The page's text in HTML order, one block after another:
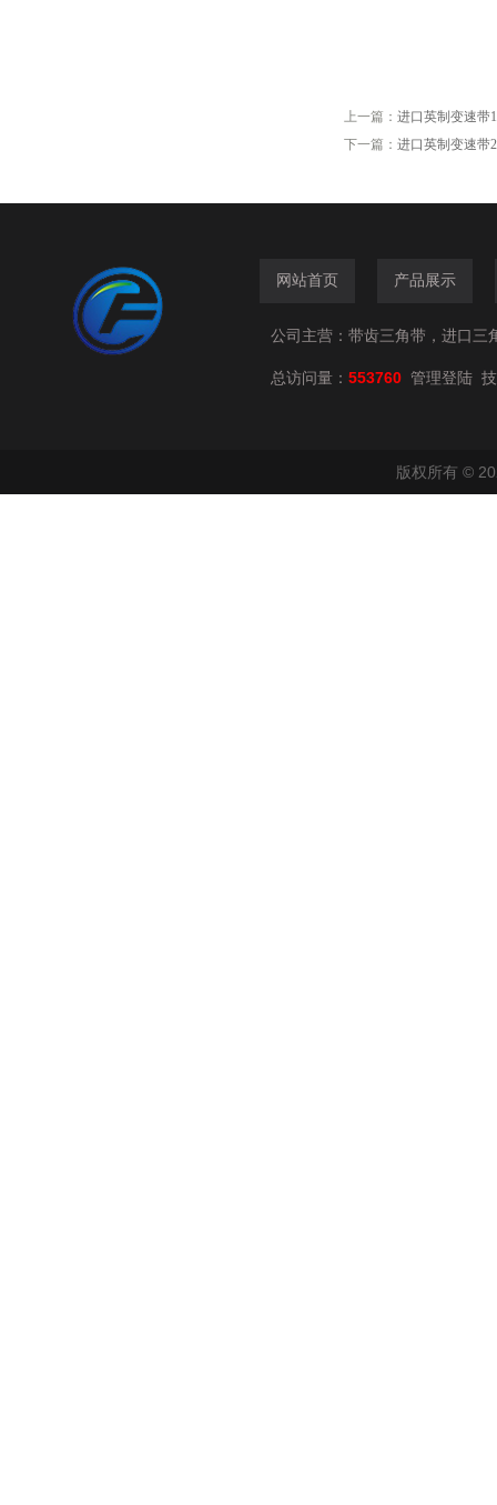
上一篇： 进口英制变速带
下一篇： 进口英制变速带
网站首页 产品展示
公司主营：带齿三角带，进口三
总访问量： 553760 管理登陆
版权所有 ©